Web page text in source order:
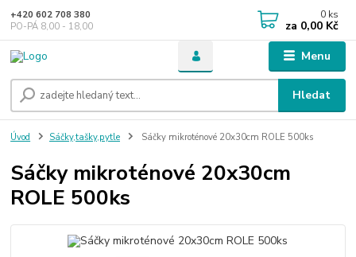
Menu
Hledat
+420 602 708 380
PO-PÁ 8,00 - 18,00
0 ks
za 0,00 Kč
Úvod Sáčky,tašky,pytle Sáčky mikroténové 20x30cm ROLE 500ks
Sáčky mikroténové 20x30cm
ROLE 500ks